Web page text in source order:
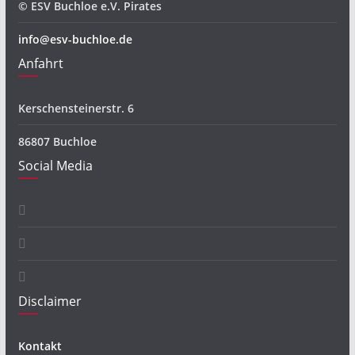
© ESV Buchloe e.V. Pirates
info@esv-buchloe.de
Anfahrt
Kerschensteinerstr. 6
86807 Buchloe
Social Media
Disclaimer
Kontakt